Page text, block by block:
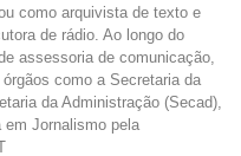
como arquivista de texto e
de rádio. Ao longo do
assessoria de comunicação,
como a Secretaria da
da Administração (Secad),
em Jornalismo pela